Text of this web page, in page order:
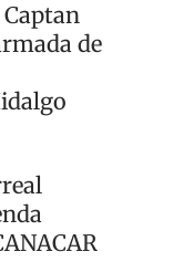
Captan
de